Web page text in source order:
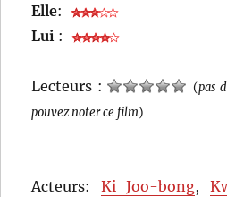
Elle:
Lui :
Lecteurs : (pas
pouvez noter ce film)
Acteurs: Ki Joo-bong,